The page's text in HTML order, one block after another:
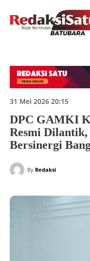
31 Mei 2026 20:15
DPC GAMKI
Resmi
Bersinergi
By Redaksi